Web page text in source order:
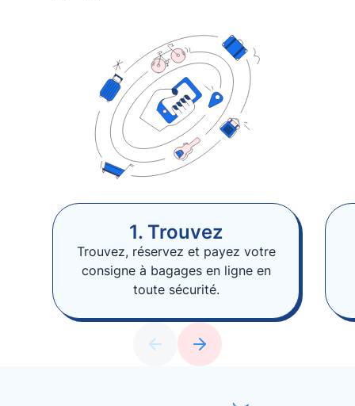
1. Trouvez
Trouvez, réservez et payez votre
consigne à bagages en ligne en
toute sécurité.